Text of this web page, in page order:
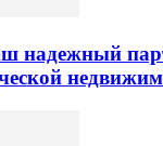
надежный